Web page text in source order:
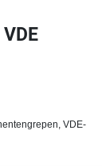
VDE-